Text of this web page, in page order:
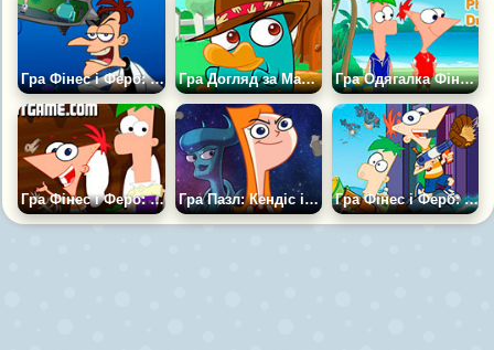
Гра Фінес і Ферб: Перрі-Скоп Гра Догляд за Малюком Перрі Гра Одягалка Фінеса і Ферба
Гра Фінес і Ферб: Бродилка Гра Пазл: Кендіс і Прибулець Гра Фінес і Ферб: Шукаємо Букви